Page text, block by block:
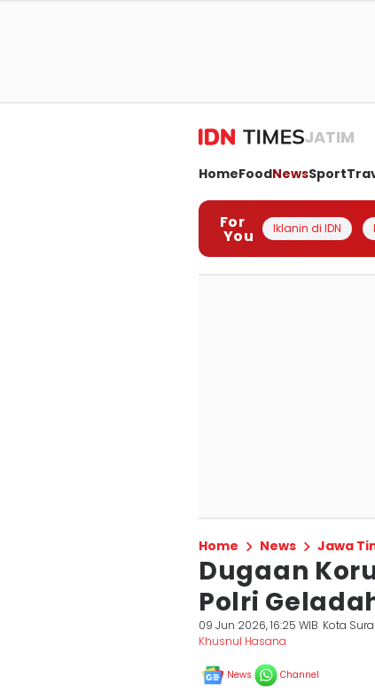
JATIM
HomeFoodNewsSport
For
You Iklanin di IDN
Home News Jawa
Dugaan
Polri
09 Jun 2026, 16:25 WIB Kota
Khusnul Hasana
News Channel